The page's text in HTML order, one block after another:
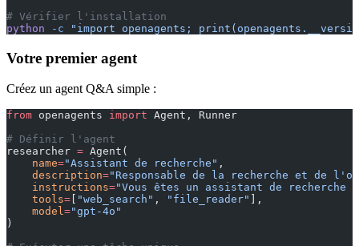
# Vérifier l'installation
python -c "import openagents;
Votre premier agent
Créez un agent Q&A simple :
from openagents import Agent, Runner
# Définir l'agent
researcher = Agent(
    name
="Assistant de recherche" ,
    description
="Responsable de la recherche et de
    instructions
="Vous êtes un assistant de
    tools
= "web_search" , "file_reader"
],
    model
="gpt-4o"
)